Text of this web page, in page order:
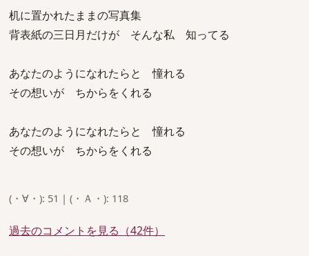
机に置かれたままの写真集
背表紙の三日月だけが そんな私 知ってる
あなたのようになれたらと 憧れる
その想いが ちからをくれる
あなたのようになれたらと 憧れる
その想いが ちからをくれる
(・∀・): 51 | (・Ａ・): 118
過去のコメントを見る（42件）